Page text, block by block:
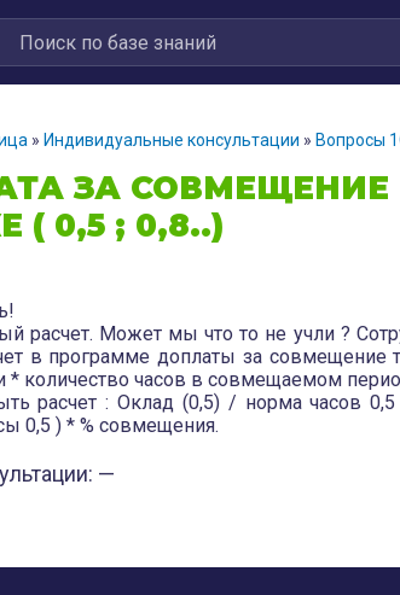
» Индивидуальные консультации » Вопросы
ЗА
( 0,5 ; 0,8..)
расчет. Может мы что то не учли ?
в программе доплаты за совмещение
* количество часов в совмещаемом
расчет : Оклад (0,5) / норма часов
0,5 ) * % совмещения.
—